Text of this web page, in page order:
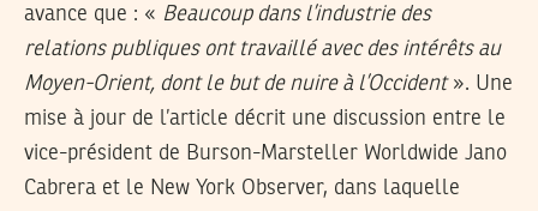
avance que : « Beaucoup dans l’industrie des
relations publiques ont travaillé avec des intérêts au
Moyen-Orient, dont le but de nuire à l’Occident». Une
mise à jour de l’article décrit une discussion entre le
vice-président de Burson-Marsteller Worldwide Jano
Cabrera et le New York Observer, dans laquelle